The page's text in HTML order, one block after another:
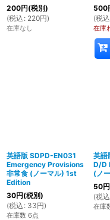
200円(税別)
(税込 : 220円)
在庫なし
500
(税込
在庫
英語版 SDPD-EN031
Emergency Provisions
非常食 (ノーマル) 1st
Edition
30円(税別)
(税込 : 33円)
在庫数 6点
英語
D/D
(ノ
50円
(税込
在庫